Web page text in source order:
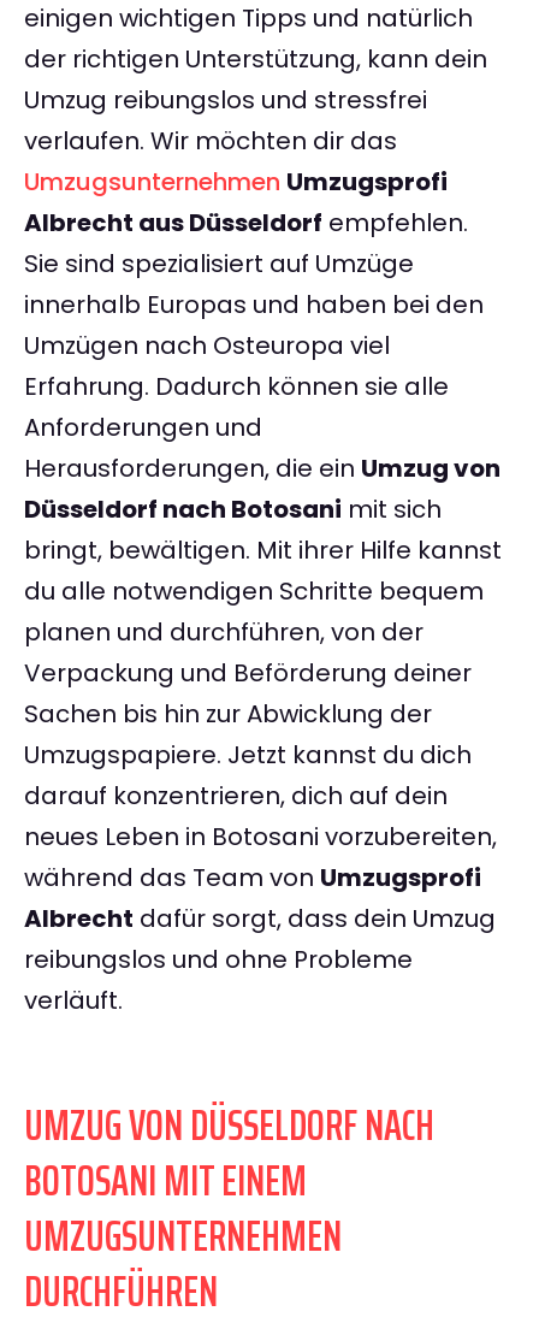
einigen wichtigen Tipps und natürlich
der richtigen Unterstützung, kann dein
Umzug reibungslos und stressfrei
verlaufen. Wir möchten dir das
Umzugsunternehmen Umzugsprofi
Albrecht aus Düsseldorf empfehlen.
Sie sind spezialisiert auf Umzüge
innerhalb Europas und haben bei den
Umzügen nach Osteuropa viel
Erfahrung. Dadurch können sie alle
Anforderungen und
Herausforderungen, die ein Umzug von
Düsseldorf nach Botosani mit sich
bringt, bewältigen. Mit ihrer Hilfe kannst
du alle notwendigen Schritte bequem
planen und durchführen, von der
Verpackung und Beförderung deiner
Sachen bis hin zur Abwicklung der
Umzugspapiere. Jetzt kannst du dich
darauf konzentrieren, dich auf dein
neues Leben in Botosani vorzubereiten,
während das Team von Umzugsprofi
Albrecht dafür sorgt, dass dein Umzug
reibungslos und ohne Probleme
verläuft.
UMZUG VON DÜSSELDORF NACH
BOTOSANI MIT EINEM
UMZUGSUNTERNEHMEN
DURCHFÜHREN